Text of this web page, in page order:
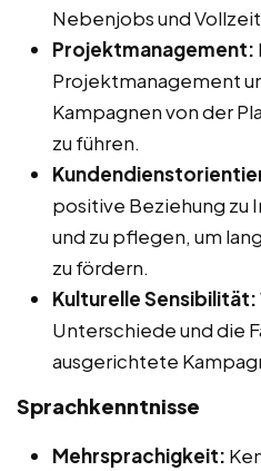
Nebenjobs und
Projektmanagement:
Projektmanagement
Kampagnen von der
zu führen.
positive Beziehung zu
und zu pflegen, um
zu fördern.
Kulturelle Sensibilität:
Unterschiede und die
ausgerichtete
Sprachkenntnisse
Mehrsprachigkeit: